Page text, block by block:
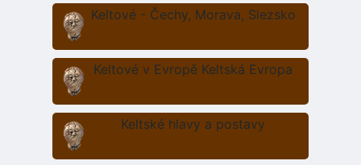
Keltové - Čechy, Morava, Slezsko
Keltové v Evropě Keltská Evropa
Keltské hlavy a postavy